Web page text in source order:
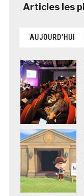
AUJOURD’HUI